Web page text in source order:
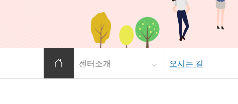
홈으로 이동
센터소개 오시는 길